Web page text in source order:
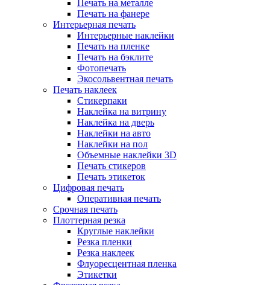
Печать на металле
Печать на фанере
Интерьерная печать
Интерьерные наклейки
Печать на пленке
Печать на бэклите
Фотопечать
Экосольвентная печать
Печать наклеек
Стикерпаки
Наклейка на витрину
Наклейка на дверь
Наклейки на авто
Наклейки на пол
Объемные наклейки 3D
Печать стикеров
Печать этикеток
Цифровая печать
Оперативная печать
Срочная печать
Плоттерная резка
Круглые наклейки
Резка пленки
Резка наклеек
Флуоресцентная пленка
Этикетки